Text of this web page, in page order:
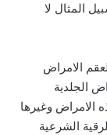
المثال لا
الامراض
الجلدية
الامراض وغيرها
الشرعية